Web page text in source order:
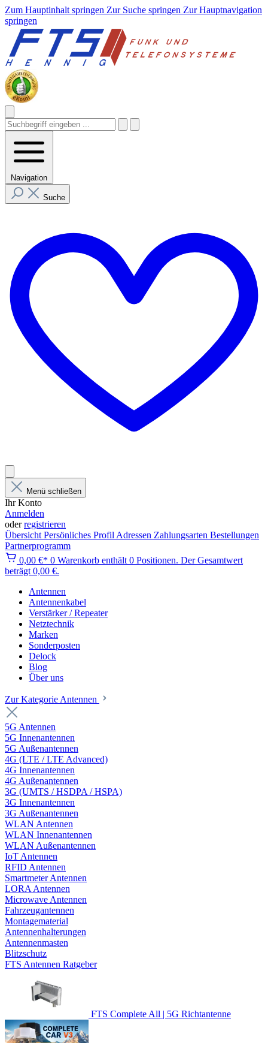
Zum Hauptinhalt springen Zur Suche springen Zur Hauptnavigation
springen
Navigation
Suche
Menü schließen
Ihr Konto
Anmelden
oderregistrieren
Übersicht Persönliches Profil Adressen Zahlungsarten Bestellungen
Partnerprogramm
0,00 €* 0 Warenkorb enthält 0 Positionen. Der Gesamtwert
beträgt 0,00 €.
Antennen
Antennenkabel
Verstärker / Repeater
Netztechnik
Marken
Sonderposten
Delock
Blog
Über uns
Zur Kategorie Antennen
5G Antennen
5G Innenantennen
5G Außenantennen
4G (LTE / LTE Advanced)
4G Innenantennen
4G Außenantennen
3G (UMTS / HSDPA / HSPA)
3G Innenantennen
3G Außenantennen
WLAN Antennen
WLAN Innenantennen
WLAN Außenantennen
IoT Antennen
RFID Antennen
Smartmeter Antennen
LORA Antennen
Microwave Antennen
Fahrzeugantennen
Montagematerial
Antennenhalterungen
Antennenmasten
Blitzschutz
FTS Antennen Ratgeber
FTS Complete All | 5G Richtantenne